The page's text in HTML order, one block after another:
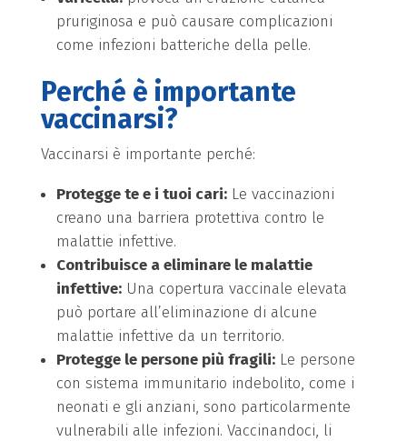
pruriginosa e può causare complicazioni
come infezioni batteriche della pelle.
Perché è importante
vaccinarsi?
Vaccinarsi è importante perché:
Protegge te e i tuoi cari:Le vaccinazioni
creano una barriera protettiva contro le
malattie infettive.
Contribuisce a eliminare le malattie
infettive:Una copertura vaccinale elevata
può portare all’eliminazione di alcune
malattie infettive da un territorio.
Protegge le persone più fragili:Le persone
con sistema immunitario indebolito, come i
neonati e gli anziani, sono particolarmente
vulnerabili alle infezioni. Vaccinandoci, li